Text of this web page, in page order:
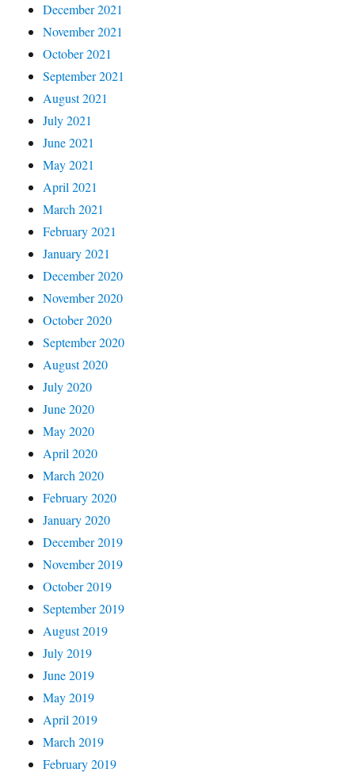
December 2021
November 2021
October 2021
September 2021
August 2021
July 2021
June 2021
May 2021
April 2021
March 2021
February 2021
January 2021
December 2020
November 2020
October 2020
September 2020
August 2020
July 2020
June 2020
May 2020
April 2020
March 2020
February 2020
January 2020
December 2019
November 2019
October 2019
September 2019
August 2019
July 2019
June 2019
May 2019
April 2019
March 2019
February 2019